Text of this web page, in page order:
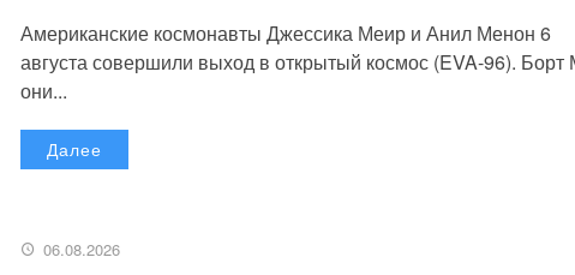
Американские космонавты Джессика Меир и Анил Менон 6
августа совершили выход в открытый космос (EVA-96).
они...
Далее
06.08.2026